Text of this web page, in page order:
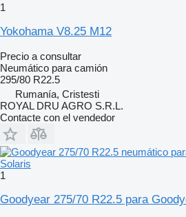
1
Yokohama V8.25 M12
Precio a consultar
Neumático para camión
295/80 R22.5
Rumanía, Cristesti
ROYAL DRU AGRO S.R.L.
Contacte con el vendedor
1
Goodyear 275/70 R22.5 para